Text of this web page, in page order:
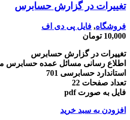
تغییرات در گزارش حسابرس
فروشگاه, فایل پی دی اف
10,000 تومان
تغییرات در گزارش حسابرس
اطلاع رسانی مسائل عمده حسابرس
استاندارد حسابرسی 701
تعداد صفحات 22
فایل به صورت pdf
افزودن به سبد خرید